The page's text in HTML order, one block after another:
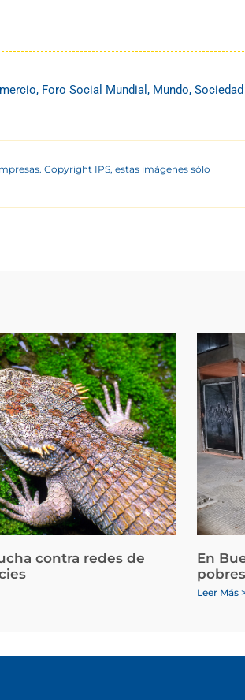
, Foro Social Mundial , Mundo, Sociedad
Copyright IPS, estas imágenes sólo
contra redes de
En
Leer Más